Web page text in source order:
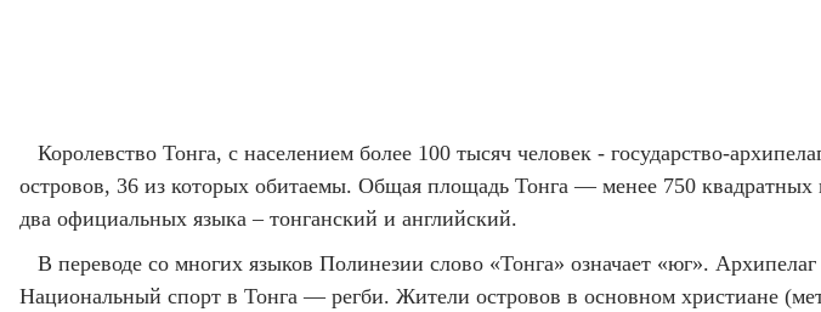
Королевство Тонга, с населением более 100 тысяч человек - государство-
островов, 36 из которых обитаемы. Общая площадь Тонга — менее 750
два официальных языка – тонганский и английский.
В переводе со многих языков Полинезии слово «Тонга» означает «юг».
Национальный спорт в Тонга — регби. Жители островов в основном христиане